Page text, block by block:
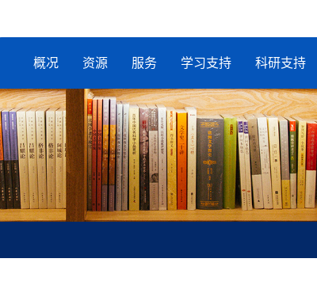
概况 资源 服务 学习支持 科研支持